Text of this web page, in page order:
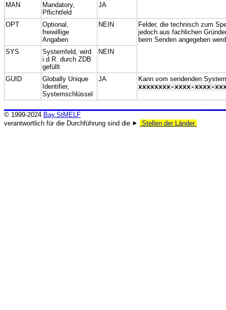
MAN
Mandatory,
Pflichtfeld
JA
OPT
Optional,
freiwillige
Angaben
NEIN
Felder, die technisch zum
jedoch aus fachlichen
beim Senden angegeben
SYS
Systemfeld, wird
i.d.R. durch ZDB
gefüllt
NEIN
GUID
Globally Unique
Identifier,
Systemschlüssel
JA
Kann vom sendenden
xxxxxxxx-xxxx-xxxx-
© 1999-2024 Bay.StMELF
verantwortlich für die Durchführung sind die ⯈
Stellen der Länder